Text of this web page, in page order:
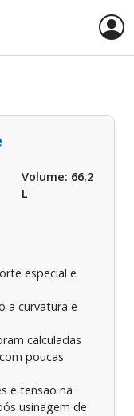
Volume: 66,2
L
especial e
a curvatura e
calculadas
poucas
e tensão na
usinagem de